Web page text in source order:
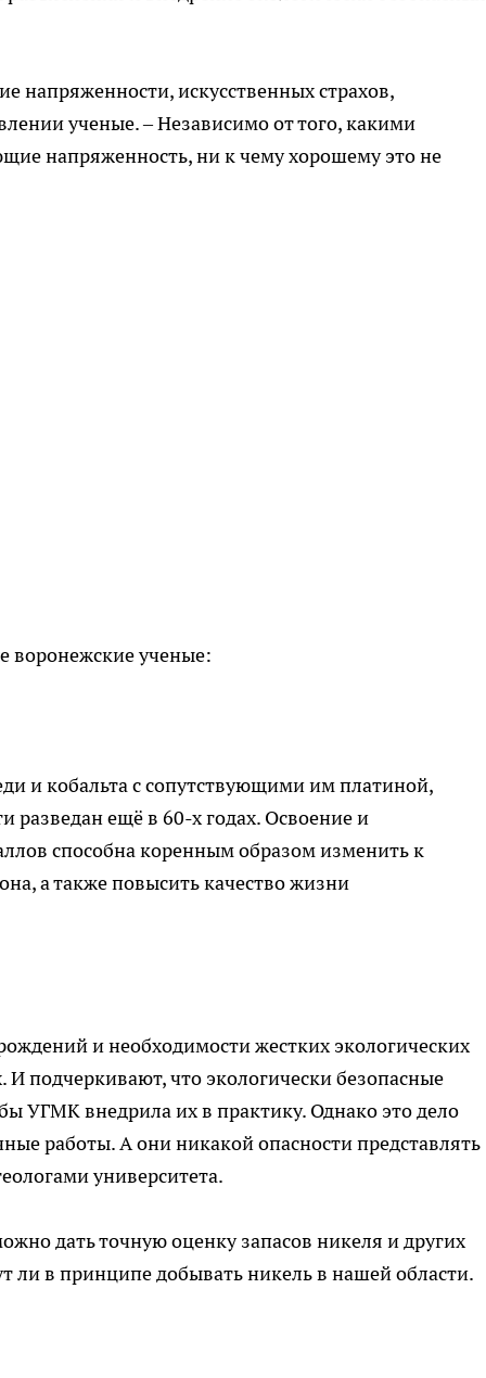
напряженности, искусственных страхов,
ученые. – Независимо от того, какими
напряженность, ни к чему хорошему это не
воронежские ученые:
и кобальта с сопутствующими им платиной,
разведан ещё в 60-х годах. Освоение и
способна коренным образом изменить к
а также повысить качество жизни
и необходимости жестких экологических
подчеркивают, что экологически безопасные
УГМК внедрила их в практику. Однако это дело
работы. А они никакой опасности представлять
университета.
дать точную оценку запасов никеля и других
ли в принципе добывать никель в нашей области.